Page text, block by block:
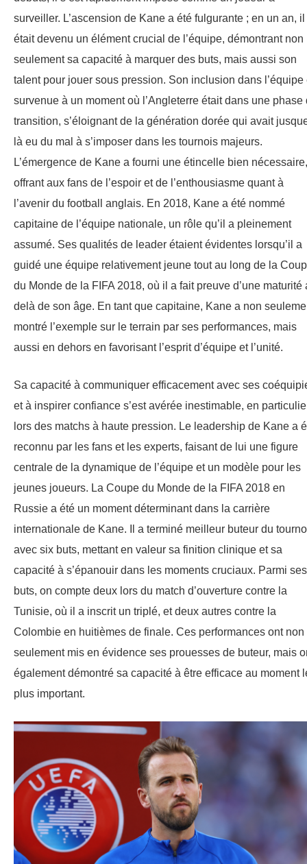
surveiller. L’ascension de Kane a été fulgurante ; en un an, il
était devenu un élément crucial de l’équipe, démontrant non
seulement sa capacité à marquer des buts, mais aussi son
talent pour jouer sous pression. Son inclusion dans l’équipe
survenue à un moment où l’Angleterre était dans une phase
transition, s’éloignant de la génération dorée qui avait
là eu du mal à s’imposer dans les tournois majeurs.
L’émergence de Kane a fourni une étincelle bien nécessaire,
offrant aux fans de l’espoir et de l’enthousiasme quant à
l’avenir du football anglais. En 2018, Kane a été nommé
capitaine de l’équipe nationale, un rôle qu’il a pleinement
assumé. Ses qualités de leader étaient évidentes lorsqu’il a
guidé une équipe relativement jeune tout au long de la
du Monde de la FIFA 2018, où il a fait preuve d’une maturité
delà de son âge. En tant que capitaine, Kane a non
montré l’exemple sur le terrain par ses performances, mais
aussi en dehors en favorisant l’esprit d’équipe et l’unité.
Sa capacité à communiquer efficacement avec ses
et à inspirer confiance s’est avérée inestimable, en
lors des matchs à haute pression. Le leadership de Kane a
reconnu par les fans et les experts, faisant de lui une figure
centrale de la dynamique de l’équipe et un modèle pour les
jeunes joueurs. La Coupe du Monde de la FIFA 2018 en
Russie a été un moment déterminant dans la carrière
internationale de Kane. Il a terminé meilleur buteur du
avec six buts, mettant en valeur sa finition clinique et sa
capacité à s’épanouir dans les moments cruciaux. Parmi ses
buts, on compte deux lors du match d’ouverture contre la
Tunisie, où il a inscrit un triplé, et deux autres contre la
Colombie en huitièmes de finale. Ces performances ont non
seulement mis en évidence ses prouesses de buteur, mais
également démontré sa capacité à être efficace au moment
plus important.